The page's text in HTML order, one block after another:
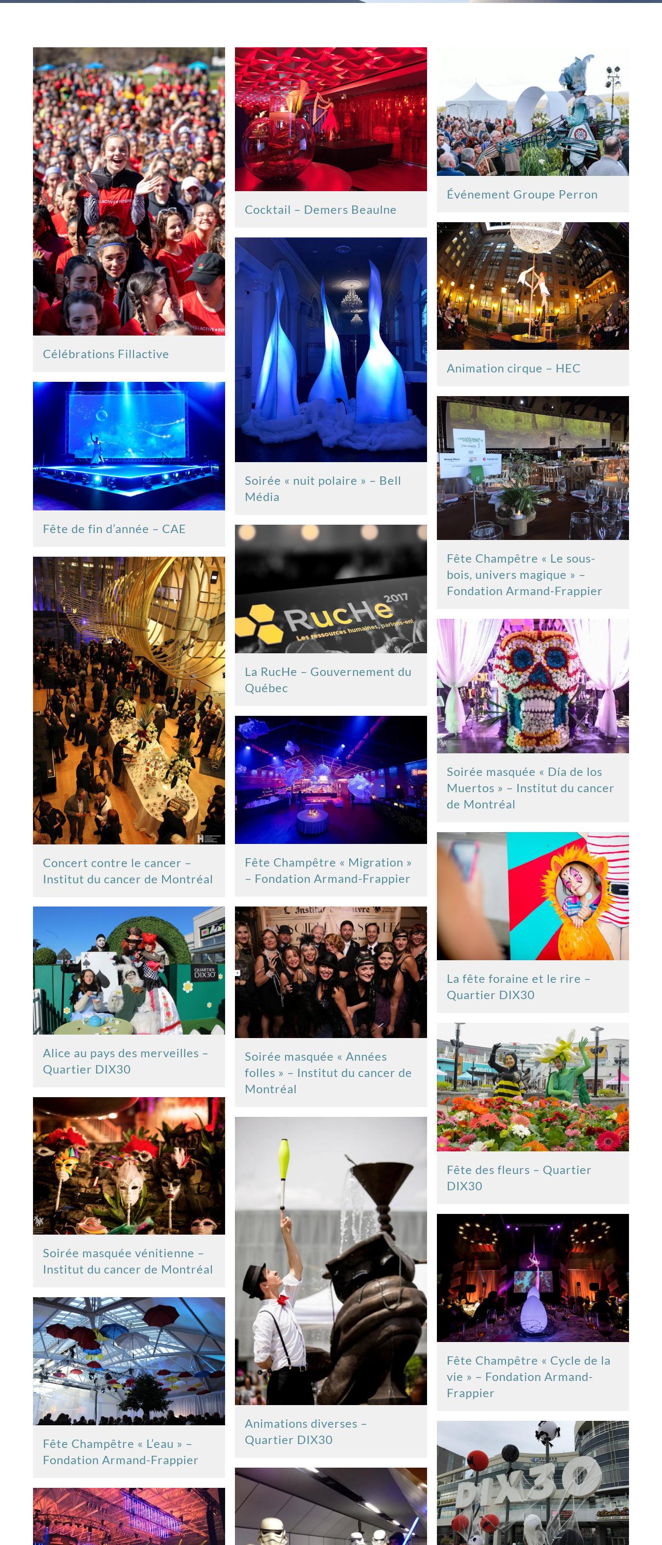
Célébrations Fillactive
Cocktail – Demers Beaulne
Événement Groupe Perron
Animation cirque – HEC
Soirée « nuit polaire » – Bell
Média
Fête de fin d’année – CAE
Fête Champêtre « Le sous-
bois, univers magique » –
Fondation Armand-Frappier
La RucHe – Gouvernement du
Québec
Concert contre le cancer –
Institut du cancer de Montréal
Soirée masquée « Día de los
Muertos » – Institut du cancer
de Montréal
Fête Champêtre « Migration »
– Fondation Armand-Frappier
La fête foraine et le rire –
Quartier DIX30
Alice au pays des merveilles –
Quartier DIX30
Soirée masquée « Années
folles » – Institut du cancer de
Montréal
Fête des fleurs – Quartier
DIX30
Soirée masquée vénitienne –
Institut du cancer de Montréal
Animations diverses –
Quartier DIX30
Fête Champêtre « Cycle de la
vie » – Fondation Armand-
Frappier
Fête Champêtre « L’eau » –
Fondation Armand-Frappier